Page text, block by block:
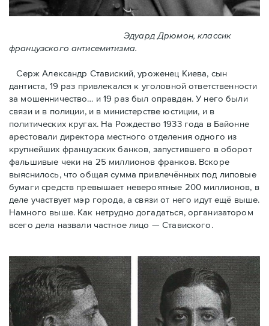
Эдуард Дрюмон, классик
французского антисемитизма.
Серж Александр Ставиский, уроженец Киева, сын
дантиста, 19 раз привлекался к уголовной ответственности
за мошенничество… и 19 раз был оправдан. У него были
связи и в полиции, и в министерстве юстиции, и в
политических кругах. На Рождество 1933 года в Байoнне
арестовали директора местного отделения одного из
крупнейших французских банков, запустившего в оборот
фальшивые чеки на 25 миллионов франков. Вскоре
выяснилось, что общая сумма привлечённых под липовые
бумаги средств превышает невероятные 200 миллионов, в
деле участвует мэр города, a связи от него идут ещё выше.
Намного выше. Как нетрудно догадаться, организатором
всего дела назвали частное лицо — Ставиского.